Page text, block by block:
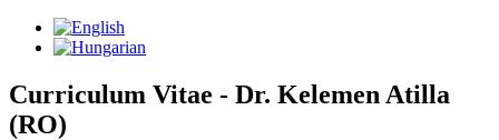
Curriculum Vitae - Dr. Kelemen Atilla
(RO)